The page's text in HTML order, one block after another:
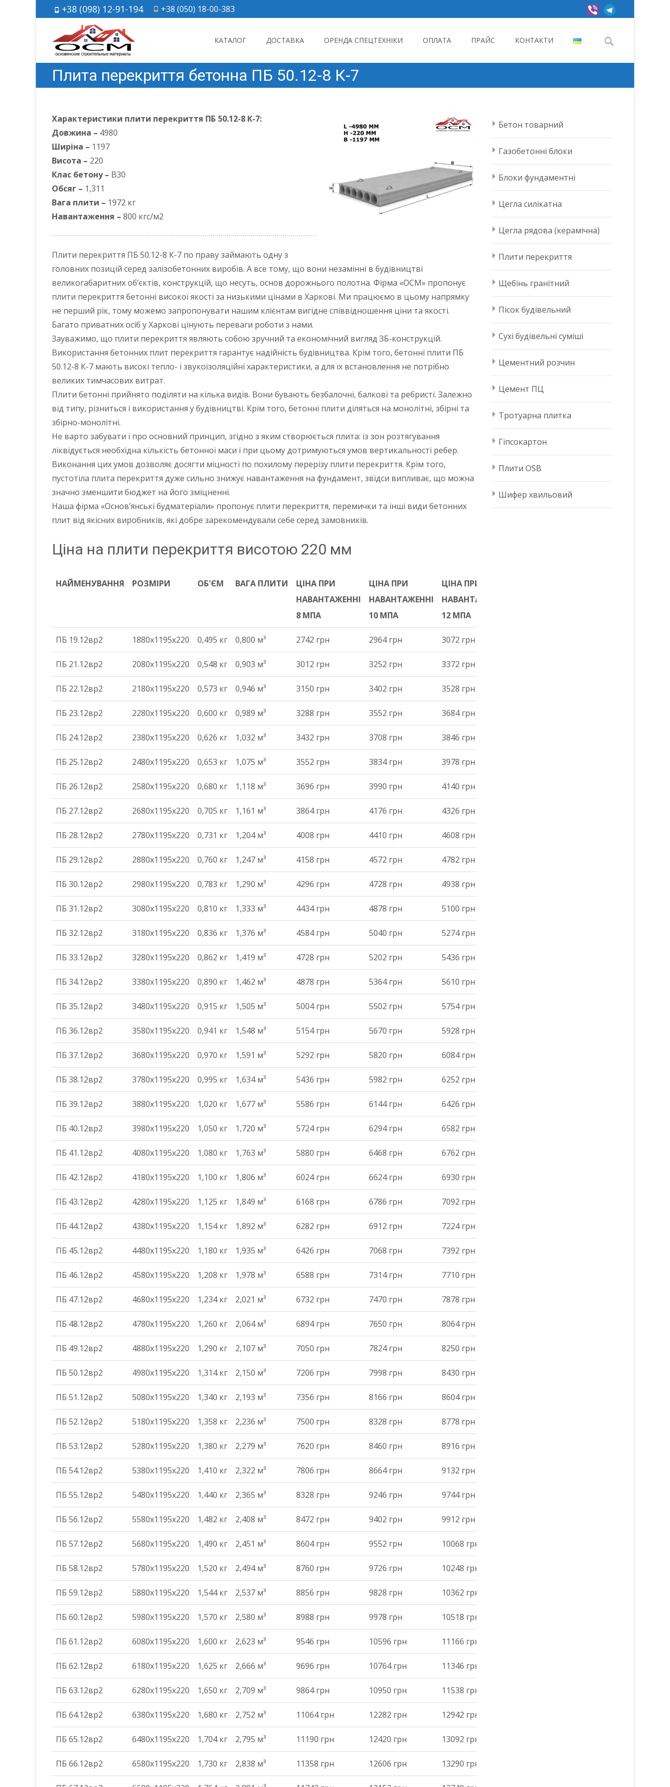
+38 (050) 18-00-383
+38 (098) 12-91-194
КАТАЛОГ ДОСТАВКА ОРЕНДА СПЕЦТЕХНІКИ ОПЛАТА ПРАЙС КОНТАКТИ
Search
Плита перекриття бетонна ПБ 50.12-8 К-7
Характеристики плити перекриття ПБ 50.12-8 К-7:
Довжина – 4980
Ширіна – 1197
Висота – 220
Клас бетону – В30
Обсяг – 1,311
Вага плити – 1972 кг
Навантаження – 800 кгс/м2
Плити перекриття ПБ 50.12-8 К-7 по праву займають одну з
головних позицій серед залізобетонних виробів. А все тому, що вони незамінні в будівництві
великогабаритних об’єктів, конструкцій, що несуть, основ дорожнього полотна. Фірма «ОСМ» пропонує
плити перекриття бетонні високої якості за низькими цінами в Харкові. Ми працюємо в цьому напрямку
не перший рік, тому можемо запропонувати нашим клієнтам вигідне співвідношення ціни та якості.
Багато приватних осіб у Харкові цінують переваги роботи з нами.
Зауважимо, що плити перекриття являють собою зручний та економічний вигляд ЗБ-конструкцій.
Використання бетонних плит перекриття гарантує надійність будівництва. Крім того, бетонні плити ПБ
50.12-8 К-7 мають високі тепло- і звукоізоляційні характеристики, а для їх встановлення не потрібно
великих тимчасових витрат.
Плити бетонні прийнято поділяти на кілька видів. Вони бувають безбалочні, балкові та ребристі. Залежно
від типу, різниться і використання у будівництві. Крім того, бетонні плити діляться на монолітні, збірні та
збірно-монолітні.
Не варто забувати і про основний принцип, згідно з яким створюється плита: із зон розтягування
ліквідується необхідна кількість бетонної маси і при цьому дотримуються умов вертикальності ребер.
Виконання цих умов дозволяє досягти міцності по похилому перерізу плити перекриття. Крім того,
пустотіла плита перекриття дуже сильно знижує навантаження на фундамент, звідси випливає, що можна
значно зменшити бюджет на його зміцненні.
Наша фірма «Основ’янські будматеріали» пропонує плити перекриття, перемички та інші види бетонних
плит від якісних виробників, які добре зарекомендували себе серед замовників.
Ціна на плити перекриття висотою 220 мм
НАЙМЕНУВАННЯ РОЗМІРИ ОБ'ЄМ ВАГА ПЛИТИ
ЦІНА ПРИ
НАВАНТАЖЕННІ
8 МПА
ЦІНА ПРИ
НАВАНТАЖЕННІ
10 МПА
ЦІНА ПРИ
НАВАНТАЖЕННІ
12 МПА
НАЙМЕНУВАННЯ
РОЗМІРИ ОБ'ЄМ ВАГА ПЛИТИ
ЦІНА ПРИ
НАВАНТАЖЕННІ
8 МПА
ЦІНА ПРИ
НАВАНТАЖЕННІ
10 МПА
ЦІНА ПРИ
НАВАНТАЖЕННІ
12 МПА
ПБ 19.12вр2 1880х1195х220 0,495 кг 0,800 м³ 2742 грн 2964 грн 3072 грн
ПБ 21.12вр2 2080х1195х220 0,548 кг 0,903 м³ 3012 грн 3252 грн 3372 грн
ПБ 22.12вр2 2180х1195х220 0,573 кг 0,946 м³ 3150 грн 3402 грн 3528 грн
ПБ 23.12вр2 2280х1195х220 0,600 кг 0,989 м³ 3288 грн 3552 грн 3684 грн
ПБ 24.12вр2 2380х1195х220 0,626 кг 1,032 м³ 3432 грн 3708 грн 3846 грн
ПБ 25.12вр2 2480х1195х220 0,653 кг 1,075 м³ 3552 грн 3834 грн 3978 грн
ПБ 26.12вр2 2580х1195х220 0,680 кг 1,118 м³ 3696 грн 3990 грн 4140 грн
ПБ 27.12вр2 2680х1195х220 0,705 кг 1,161 м³ 3864 грн 4176 грн 4326 грн
ПБ 28.12вр2 2780х1195х220 0,731 кг 1,204 м³ 4008 грн 4410 грн 4608 грн
ПБ 29.12вр2 2880х1195х220 0,760 кг 1,247 м³ 4158 грн 4572 грн 4782 грн
ПБ 30.12вр2 2980х1195х220 0,783 кг 1,290 м³ 4296 грн 4728 грн 4938 грн
ПБ 31.12вр2 3080х1195х220 0,810 кг 1,333 м³ 4434 грн 4878 грн 5100 грн
ПБ 32.12вр2 3180х1195х220 0,836 кг 1,376 м³ 4584 грн 5040 грн 5274 грн
ПБ 33.12вр2 3280х1195х220 0,862 кг 1,419 м³ 4728 грн 5202 грн 5436 грн
ПБ 34.12вр2 3380х1195х220 0,890 кг 1,462 м³ 4878 грн 5364 грн 5610 грн
ПБ 35.12вр2 3480х1195х220 0,915 кг 1,505 м³ 5004 грн 5502 грн 5754 грн
ПБ 36.12вр2 3580х1195х220 0,941 кг 1,548 м³ 5154 грн 5670 грн 5928 грн
ПБ 37.12вр2 3680х1195х220 0,970 кг 1,591 м³ 5292 грн 5820 грн 6084 грн
ПБ 38.12вр2 3780х1195х220 0,995 кг 1,634 м³ 5436 грн 5982 грн 6252 грн
ПБ 39.12вр2 3880х1195х220 1,020 кг 1,677 м³ 5586 грн 6144 грн 6426 грн
ПБ 40.12вр2 3980х1195х220 1,050 кг 1,720 м³ 5724 грн 6294 грн 6582 грн
ПБ 41.12вр2 4080х1195х220 1,080 кг 1,763 м³ 5880 грн 6468 грн 6762 грн
ПБ 42.12вр2 4180х1195х220 1,100 кг 1,806 м³ 6024 грн 6624 грн 6930 грн
ПБ 43.12вр2 4280х1195х220 1,125 кг 1,849 м³ 6168 грн 6786 грн 7092 грн
ПБ 44.12вр2 4380х1195х220 1,154 кг 1,892 м³ 6282 грн 6912 грн 7224 грн
ПБ 45.12вр2 4480х1195х220 1,180 кг 1,935 м³ 6426 грн 7068 грн 7392 грн
ПБ 46.12вр2 4580х1195х220 1,208 кг 1,978 м³ 6588 грн 7314 грн 7710 грн
ПБ 47.12вр2 4680х1195х220 1,234 кг 2,021 м³ 6732 грн 7470 грн 7878 грн
ПБ 48.12вр2 4780х1195х220 1,260 кг 2,064 м³ 6894 грн 7650 грн 8064 грн
ПБ 49.12вр2 4880х1195х220 1,290 кг 2,107 м³ 7050 грн 7824 грн 8250 грн
ПБ 50.12вр2 4980х1195х220 1,314 кг 2,150 м³ 7206 грн 7998 грн 8430 грн
ПБ 51.12вр2 5080х1195х220 1,340 кг 2,193 м³ 7356 грн 8166 грн 8604 грн
ПБ 52.12вр2 5180х1195х220 1,358 кг 2,236 м³ 7500 грн 8328 грн 8778 грн
ПБ 53.12вр2 5280х1195х220 1,380 кг 2,279 м³ 7620 грн 8460 грн 8916 грн
ПБ 54.12вр2 5380х1195х220 1,410 кг 2,322 м³ 7806 грн 8664 грн 9132 грн
ПБ 55.12вр2 5480х1195х220 1,440 кг 2,365 м³ 8328 грн 9246 грн 9744 грн
ПБ 56.12вр2 5580х1195х220 1,482 кг 2,408 м³ 8472 грн 9402 грн 9912 грн
ПБ 57.12вр2 5680х1195х220 1,490 кг 2,451 м³ 8604 грн 9552 грн 10068 грн
ПБ 58.12вр2 5780х1195х220 1,520 кг 2,494 м³ 8760 грн 9726 грн 10248 грн
ПБ 59.12вр2 5880х1195х220 1,544 кг 2,537 м³ 8856 грн 9828 грн 10362 грн
ПБ 60.12вр2 5980х1195х220 1,570 кг 2,580 м³ 8988 грн 9978 грн 10518 грн
ПБ 61.12вр2 6080х1195х220 1,600 кг 2,623 м³ 9546 грн 10596 грн 11166 грн
ПБ 62.12вр2 6180х1195х220 1,625 кг 2,666 м³ 9696 грн 10764 грн 11346 грн
ПБ 63.12вр2 6280х1195х220 1,650 кг 2,709 м³ 9864 грн 10950 грн 11538 грн
ПБ 64.12вр2 6380х1195х220 1,680 кг 2,752 м³ 11064 грн 12282 грн 12942 грн
ПБ 65.12вр2 6480х1195х220 1,704 кг 2,795 м³ 11190 грн 12420 грн 13092 грн
ПБ 66.12вр2 6580х1195х220 1,730 кг 2,838 м³ 11358 грн 12606 грн 13290 грн
Бетон товарний
Газобетонні блоки
Блоки фундаментні
Цегла силікатна
Цегла рядова (керамічна)
Плити перекриття
Щебінь гранітний
Пісок будівельний
Сухі будівельні суміші
Цементний розчин
Цемент ПЦ
Тротуарна плитка
Гіпсокартон
Плити OSB
Шифер хвильовий